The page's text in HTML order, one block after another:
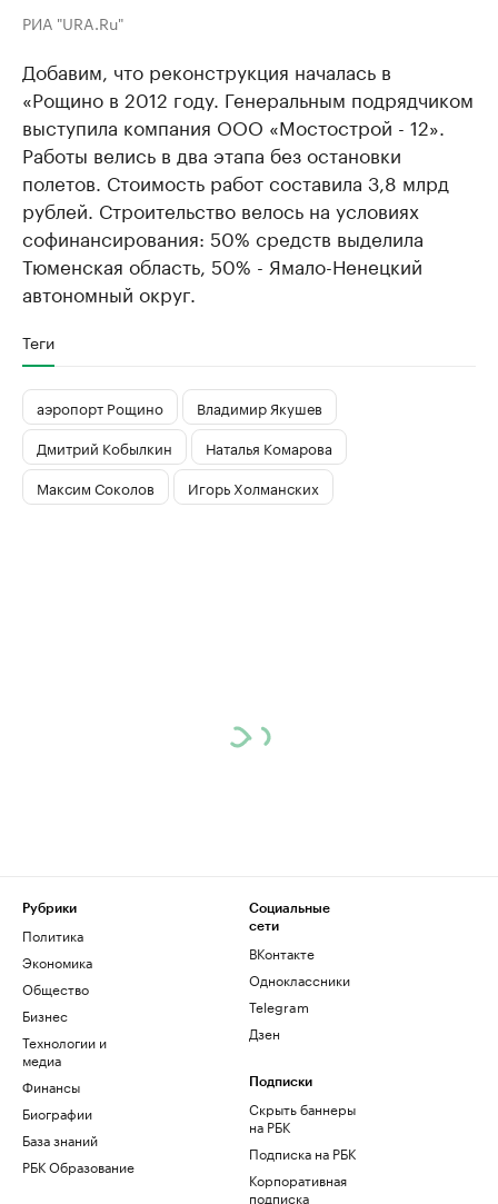
РИА "URA.Ru"
Добавим, что реконструкция началась в
«Рощино в 2012 году. Генеральным подрядчиком
выступила компания ООО «Мостострой - 12».
Работы велись в два этапа без остановки
полетов. Стоимость работ составила 3,8 млрд
рублей. Строительство велось на условиях
софинансирования: 50% средств выделила
Тюменская область, 50% - Ямало-Ненецкий
автономный округ.
Теги
аэропорт Рощино
Владимир Якушев
Дмитрий Кобылкин
Наталья Комарова
Максим Соколов
Игорь Холманских
Рубрики
Политика
Экономика
Общество
Бизнес
Технологии и
медиа
Финансы
Биографии
База знаний
РБК Образование
Социальные
сети
ВКонтакте
Одноклассники
Telegram
Дзен
Подписки
Скрыть баннеры
на РБК
Подписка на РБК
Корпоративная
подписка